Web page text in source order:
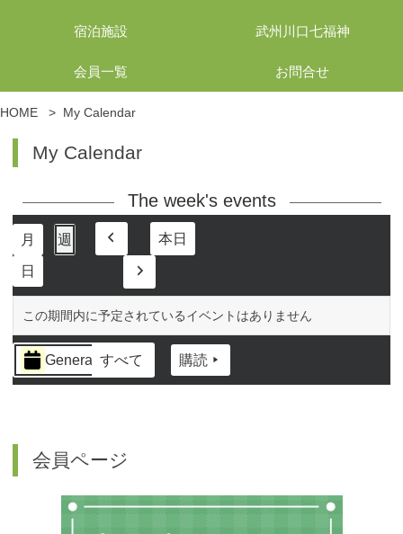
宿泊施設 武州川口七福神
会員一覧 お問合せ
HOME > My Calendar
My Calendar
The week's events
月 週
日
本日
この期間内に予定されているイベントはありません
イ
ベ
General すべて 購読
会員ページ